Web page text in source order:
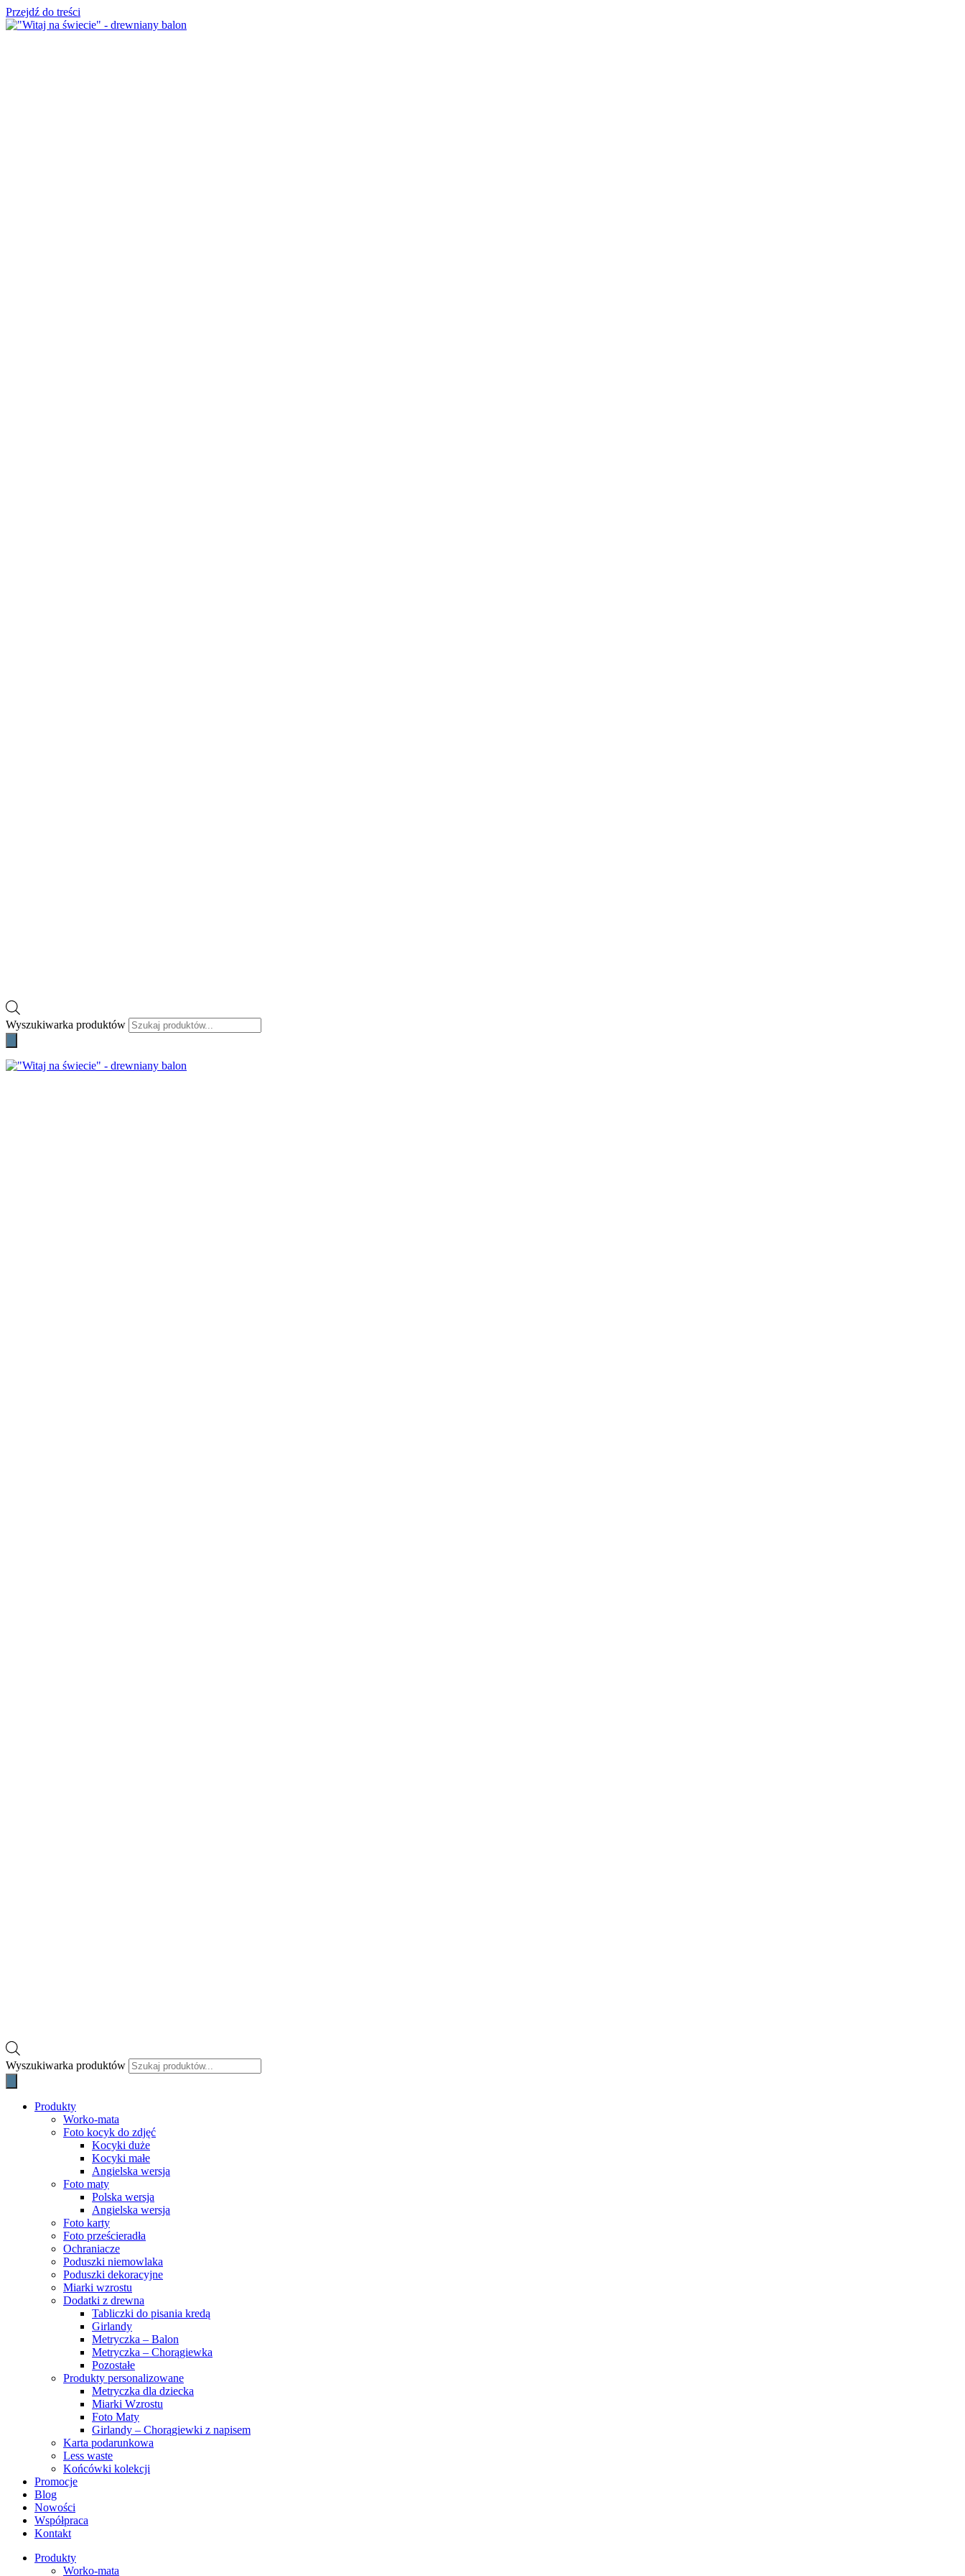
Przejdź do treści
Wyszukiwarka produktów
Wyszukiwarka produktów
Produkty
Worko-mata
Foto kocyk do zdjęć
Kocyki duże
Kocyki małe
Angielska wersja
Foto maty
Polska wersja
Angielska wersja
Foto karty
Foto prześcieradła
Ochraniacze
Poduszki niemowlaka
Poduszki dekoracyjne
Miarki wzrostu
Dodatki z drewna
Tabliczki do pisania kredą
Girlandy
Metryczka – Balon
Metryczka – Chorągiewka
Pozostałe
Produkty personalizowane
Metryczka dla dziecka
Miarki Wzrostu
Foto Maty
Girlandy – Chorągiewki z napisem
Karta podarunkowa
Less waste
Końcówki kolekcji
Promocje
Blog
Nowości
Współpraca
Kontakt
Produkty
Worko-mata